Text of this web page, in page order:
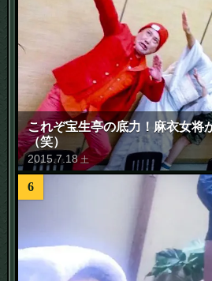
これぞ宝生亭の底力！麻衣女将
（笑）
2015.7. 18 土
6